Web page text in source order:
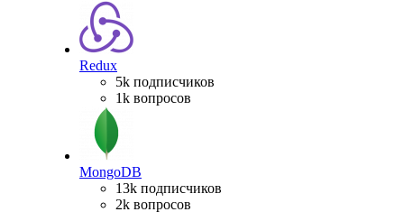
Redux
5k подписчиков
1k вопросов
MongoDB
13k подписчиков
2k вопросов